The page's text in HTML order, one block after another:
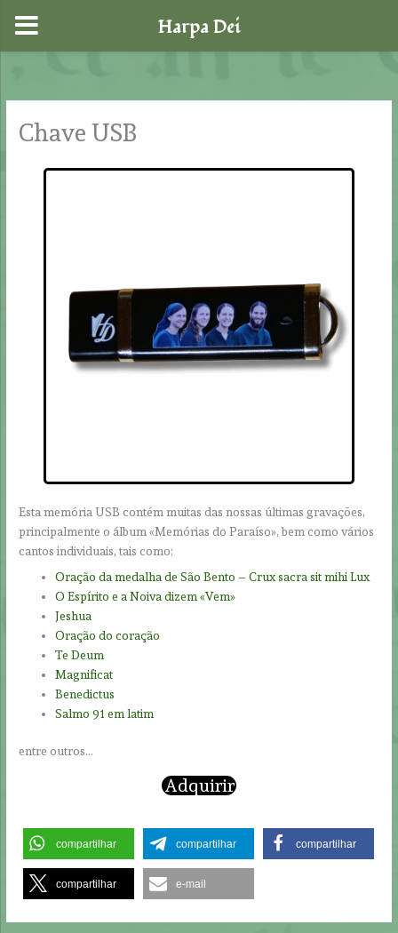
content
Chave USB
Esta memória USB contém muitas das nossas últimas gravações,
principalmente o álbum «Memórias do Paraíso», bem como vários
cantos individuais, tais como:
Oração da medalha de São Bento – Crux sacra sit mihi Lux
O Espírito e a Noiva dizem «Vem»
Jeshua
Oração do coração
Te Deum
Magnificat
Benedictus
Salmo 91 em latim
entre outros…
Adquirir
compartilhar compartilhar compartilhar
compartilhar e-mail
Harpa Dei